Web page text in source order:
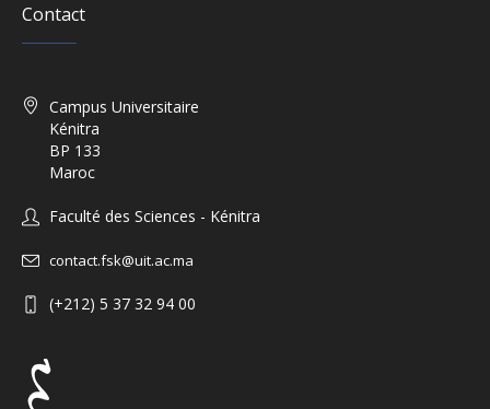
Contact
Campus Universitaire
Kénitra
BP 133
Maroc
Faculté des Sciences - Kénitra
contact.fsk@uit.ac.ma
(+212) 5 37 32 94 00